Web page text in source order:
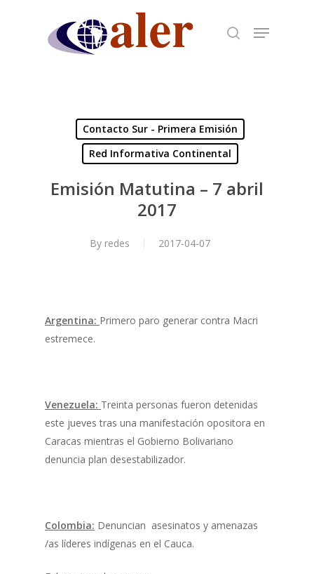
Contacto Sur - Primera Emisión
Red Informativa Continental
Emisión Matutina – 7 abril
2017
By redes 2017-04-07
Argentina: Primero paro generar contra Macri
estremece.
Venezuela: Treinta personas fueron detenidas
este jueves tras una manifestación opositora en
Caracas mientras el Gobierno Bolivariano
denuncia plan desestabilizador.
Colombia: Denuncian asesinatos y amenazas
/as líderes indígenas en el Cauca.